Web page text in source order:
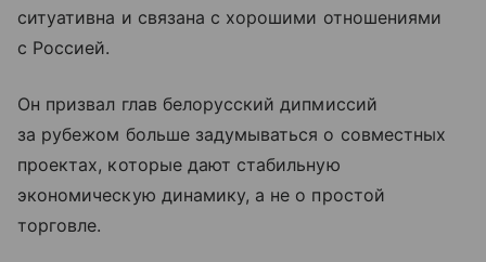
ситуативна и связана с хорошими отношениями
с Россией.
Он призвал глав белорусский дипмиссий
за рубежом больше задумываться о совместных
проектах, которые дают стабильную
экономическую динамику, а не о простой
торговле.